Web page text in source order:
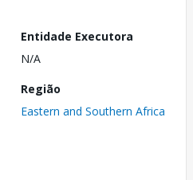
Entidade Executora
N/A
Região
Eastern and Southern Africa